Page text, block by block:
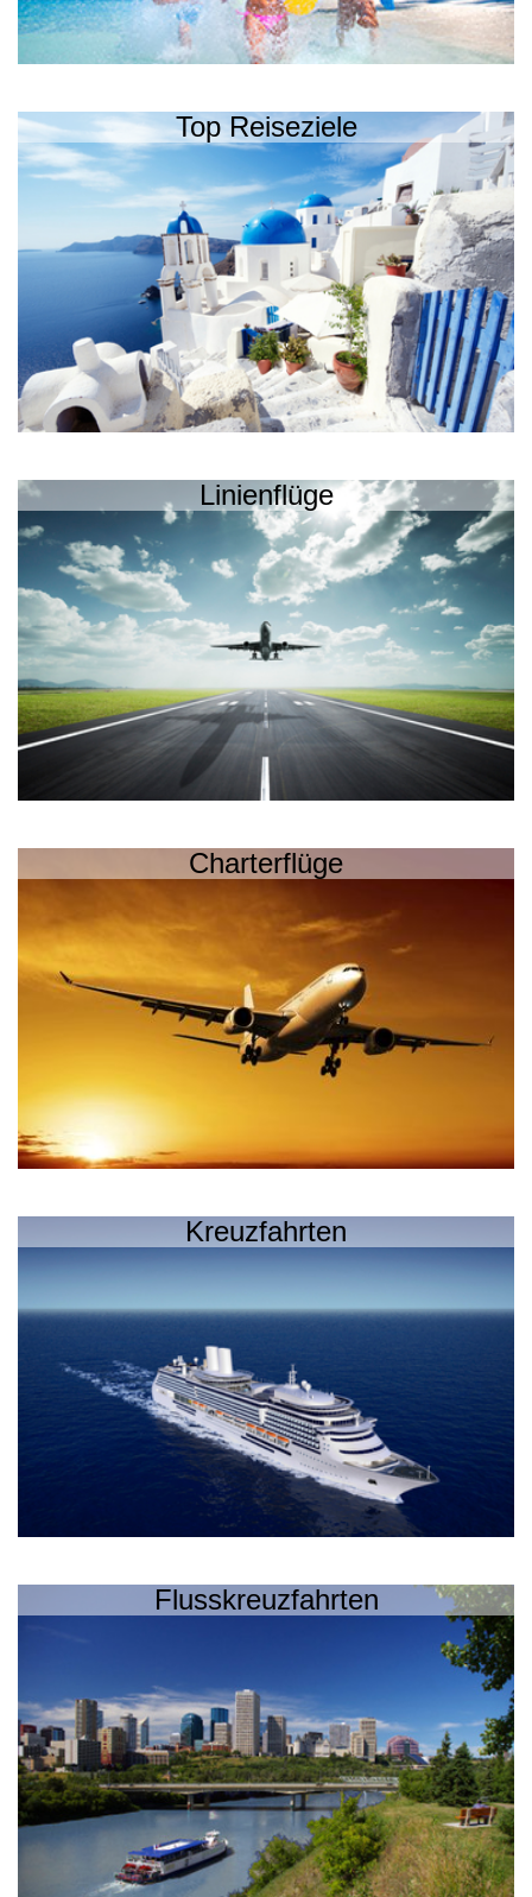
Top Reiseziele
Linienflüge
Charterflüge
Kreuzfahrten
Flusskreuzfahrten